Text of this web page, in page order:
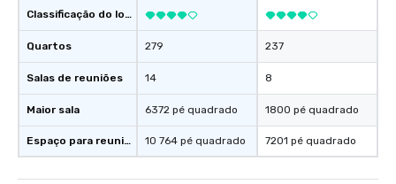
Classificação do local
Quartos
Salas de reuniões
Maior sala
Espaço para reuniões
279
14
6372 pé quadrado
10 764 pé quadrado
237
8
1800 pé quadrado
7201 pé quadrado